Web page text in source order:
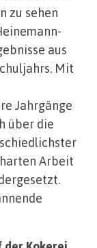
zu sehen
aus
Mit
Jahrgänge
über die
Arbeit